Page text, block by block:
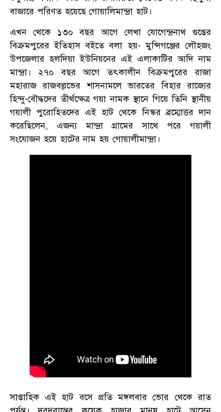
বাজারে পরিণত হয়েছে গোয়ালিমান্দ্রা হাট।
এখন থেকে ১৩০ বছর আগে লেখা যোগেন্দ্রনাথ গুপ্তের
বিক্রমপুরের ইতিহাস বইতে বলা হয়- মুন্সিগঞ্জের লৌহজং
উপজেলার হলদিয়া ইউনিয়নের এই এলাকাটির আদি নাম
মান্দ্রা। ২৭০ বছর আগে তৎকালীন বিক্রমপুরের রাজা
মহারাজ রাজবল্লভের শাসনামলে ভারতের বিহার রাজ্যের
হিন্দু-বৌদ্ধদের তীর্থক্ষেত্র গয়া নামক স্থানে গিয়ে তিনি স্থানীয়
গয়ালী পুরোহিতদের এই হাট থেকে নিস্কর ব্রম্মোত্তর দান
করেছিলেন, এজন্য মান্দ্রা গ্রামের সাথে পরে গয়ালী
সংযোজন হয়ে হাটের নাম হয় গোয়ালীমান্দ্রা।
সাপ্তাহিক এই হাট বসে প্রতি মঙ্গলবার ভোর থেকে রাত